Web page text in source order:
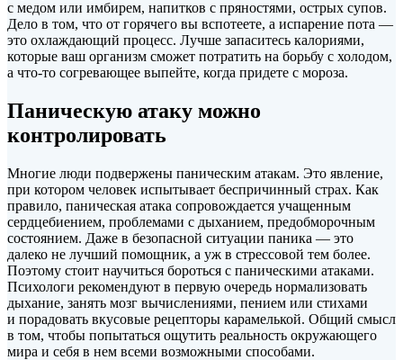
с медом или имбирем, напитков с пряностями, острых супов.
Дело в том, что от горячего вы вспотеете, а испарение пота —
это охлаждающий процесс. Лучше запаситесь калориями,
которые ваш организм сможет потратить на борьбу с холодом,
а что-то согревающее выпейте, когда придете с мороза.
Паническую атаку можно
контролировать
Многие люди подвержены паническим атакам. Это явление,
при котором человек испытывает беспричинный страх. Как
правило, паническая атака сопровождается учащенным
сердцебиением, проблемами с дыханием, предобморочным
состоянием. Даже в безопасной ситуации паника — это
далеко не лучший помощник, а уж в стрессовой тем более.
Поэтому стоит научиться бороться с паническими атаками.
Психологи рекомендуют в первую очередь нормализовать
дыхание, занять мозг вычислениями, пением или стихами
и порадовать вкусовые рецепторы карамелькой. Общий смысл
в том, чтобы попытаться ощутить реальность окружающего
мира и себя в нем всеми возможными способами.